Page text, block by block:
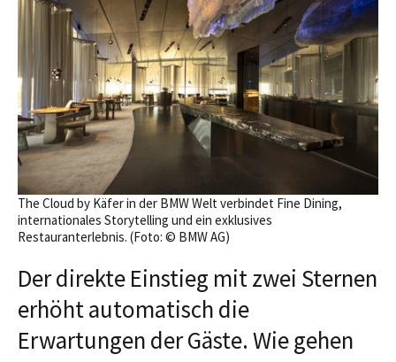
The Cloud by Käfer in der BMW Welt verbindet Fine Dining,
internationales Storytelling und ein exklusives
Restauranterlebnis. (Foto: © BMW AG)
Der direkte Einstieg mit zwei Sternen
erhöht automatisch die
Erwartungen der Gäste. Wie gehen